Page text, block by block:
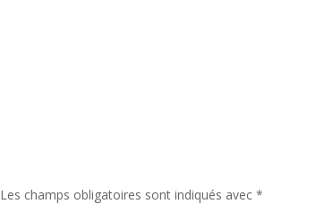
Les champs obligatoires sont indiqués avec*